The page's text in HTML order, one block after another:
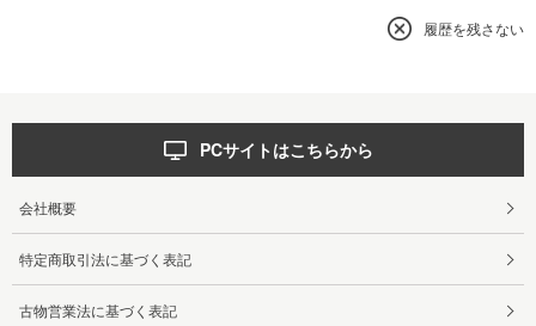
履歴を残さない
PCサイトはこちらから
会社概要
特定商取引法に基づく表記
古物営業法に基づく表記